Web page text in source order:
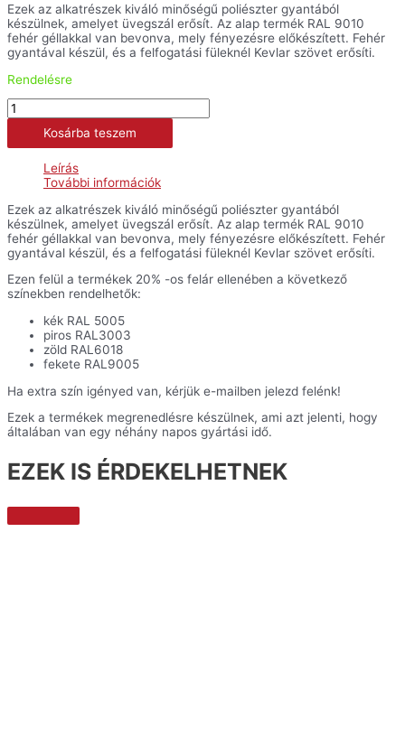
Ezek az alkatrészek kiváló minőségű poliészter gyantából
készülnek, amelyet üvegszál erősít. Az alap termék RAL 9010
fehér géllakkal van bevonva, mely fényezésre előkészített. Fehér
gyantával készül, és a felfogatási füleknél Kevlar szövet erősíti.
Rendelésre
Ülés
takaró
-
mennyiség
Kosárba teszem
Leírás
További információk
Ezek az alkatrészek kiváló minőségű poliészter gyantából
készülnek, amelyet üvegszál erősít. Az alap termék RAL 9010
fehér géllakkal van bevonva, mely fényezésre előkészített. Fehér
gyantával készül, és a felfogatási füleknél Kevlar szövet erősíti.
Ezen felül a termékek 20% -os felár ellenében a következő
színekben rendelhetők:
kék RAL 5005
piros RAL3003
zöld RAL6018
fekete RAL9005
Ha extra szín igényed van, kérjük e-mailben jelezd felénk!
Ezek a termékek megrenedlésre készülnek, ami azt jelenti, hogy
általában van egy néhány napos gyártási idő.
EZEK IS ÉRDEKELHETNEK